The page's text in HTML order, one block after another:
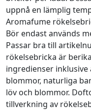
uppnå en lämplig
Aromafume
Bör endast används
Passar bra till
rökelsebricka är
ingredienser
blommor, naturliga
löv och blommor.
tillverkning av